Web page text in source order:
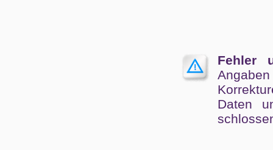
Fehler
Angaben
Da­ten